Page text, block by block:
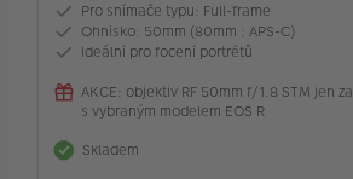
Stabilizace obrazu v objektivu
Barva
Maximální clona (f/)
Pro snímače typu: Full-frame
Ohnisko: 50mm (80mm : APS-C)
Ideální pro focení portrétů
AKCE: objektiv RF 50mm f/1.8 STM jen
s vybraným modelem EOS R
Skladem